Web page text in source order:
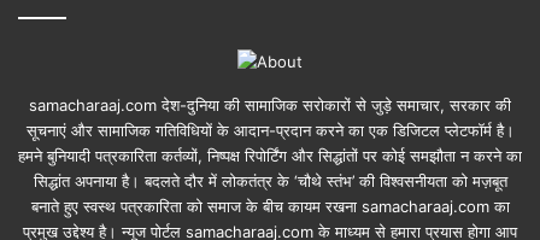
samacharaaj.com देश-दुनिया की सामाजिक सरोकारों से जुड़े समाचार, सरकार की
सूचनाएं और सामाजिक गतिविधियाें के आदान-प्रदान करने का एक डिजिटल प्लेटफॉर्म है।
हमने बुनियादी पत्रकारिता कर्तव्यों, निष्पक्ष रिपोर्टिंग और सिद्धांतों पर कोई समझौता न करने का
सिद्धांत अपनाया है। बदलते दौर में लोकतंत्र के ‘चौथे स्तंभ’ की विश्वसनीयता को मज़बूत
बनाते हुए स्वस्थ पत्रकारिता को समाज के बीच कायम रखना samacharaaj.com का
प्रमुख उद्देश्य है। न्यूज पोर्टल samacharaaj.com के माध्यम से हमारा प्रयास होगा आप